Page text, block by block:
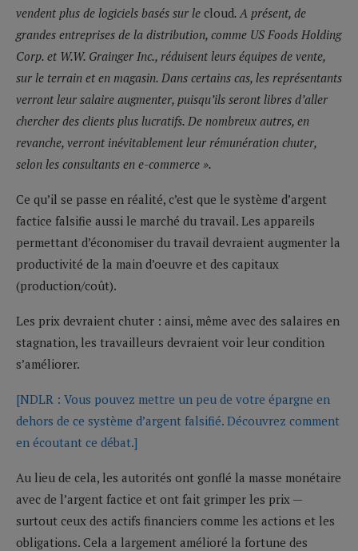
vendent plus de logiciels basés sur le cloud. A présent, de
grandes entreprises de la distribution, comme US Foods Holding
Corp. et W.W. Grainger Inc., réduisent leurs équipes de vente,
sur le terrain et en magasin. Dans certains cas, les représentants
verront leur salaire augmenter, puisqu’ils seront libres d’aller
chercher des clients plus lucratifs. De nombreux autres, en
revanche, verront inévitablement leur rémunération chuter,
selon les consultants en e-commerce ».
Ce qu’il se passe en réalité, c’est que le système d’argent
factice falsifie aussi le marché du travail. Les appareils
permettant d’économiser du travail devraient augmenter la
productivité de la main d’oeuvre et des capitaux
(production/coût).
Les prix devraient chuter : ainsi, même avec des salaires en
stagnation, les travailleurs devraient voir leur condition
s’améliorer.
[NDLR : Vous pouvez mettre un peu de votre épargne en
dehors de ce système d’argent falsifié. Découvrez comment
en écoutant ce débat.]
Au lieu de cela, les autorités ont gonflé la masse monétaire
avec de l’argent factice et ont fait grimper les prix —
surtout ceux des actifs financiers comme les actions et les
obligations. Cela a largement amélioré la fortune des